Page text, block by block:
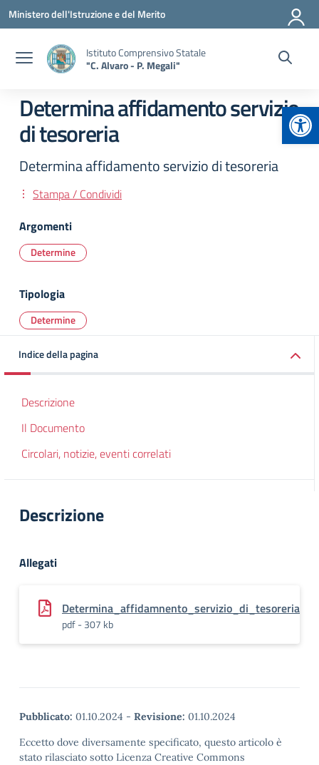
Vai ai contenuti
Vai al menu di navigazione
Vai al footer
Ministero dell'Istruzione e del Merito
Istituto Comprensivo Statale
"C. Alvaro - P. Megali"
Determina affidamento servizio
di tesoreria
Determina affidamento servizio di tesoreria
Stampa / Condividi
Argomenti
Determine
Tipologia
Determine
Indice della pagina
Descrizione
Il Documento
Circolari, notizie, eventi correlati
Descrizione
Allegati
Determina_affidamnento_servizio_di_tesoreria
pdf - 307 kb
Pubblicato: 01.10.2024 - Revisione: 01.10.2024
Eccetto dove diversamente specificato, questo articolo è
stato rilasciato sotto Licenza Creative Commons